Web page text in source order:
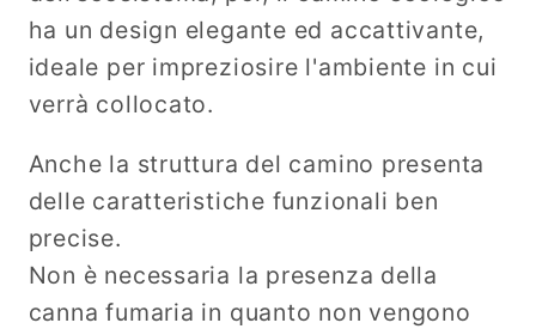
ha un design elegante ed accattivante,
ideale per impreziosire l'ambiente in cui
verrà collocato.
Anche la struttura del camino presenta
delle caratteristiche funzionali ben
precise.
Non è necessaria la presenza della
canna fumaria in quanto non vengono